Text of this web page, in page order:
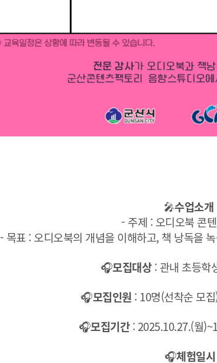
🎤수업소개
- 주제 : 오디오북 콘
- 목표 : 오디오북의 개념을 이해하고, 책 낭독을
🎧모집대상 : 관내 초등학
🎧모집인원 : 10명(선착순 모
🎧모집기간 : 2025.10.27.(월
🎧체험일시